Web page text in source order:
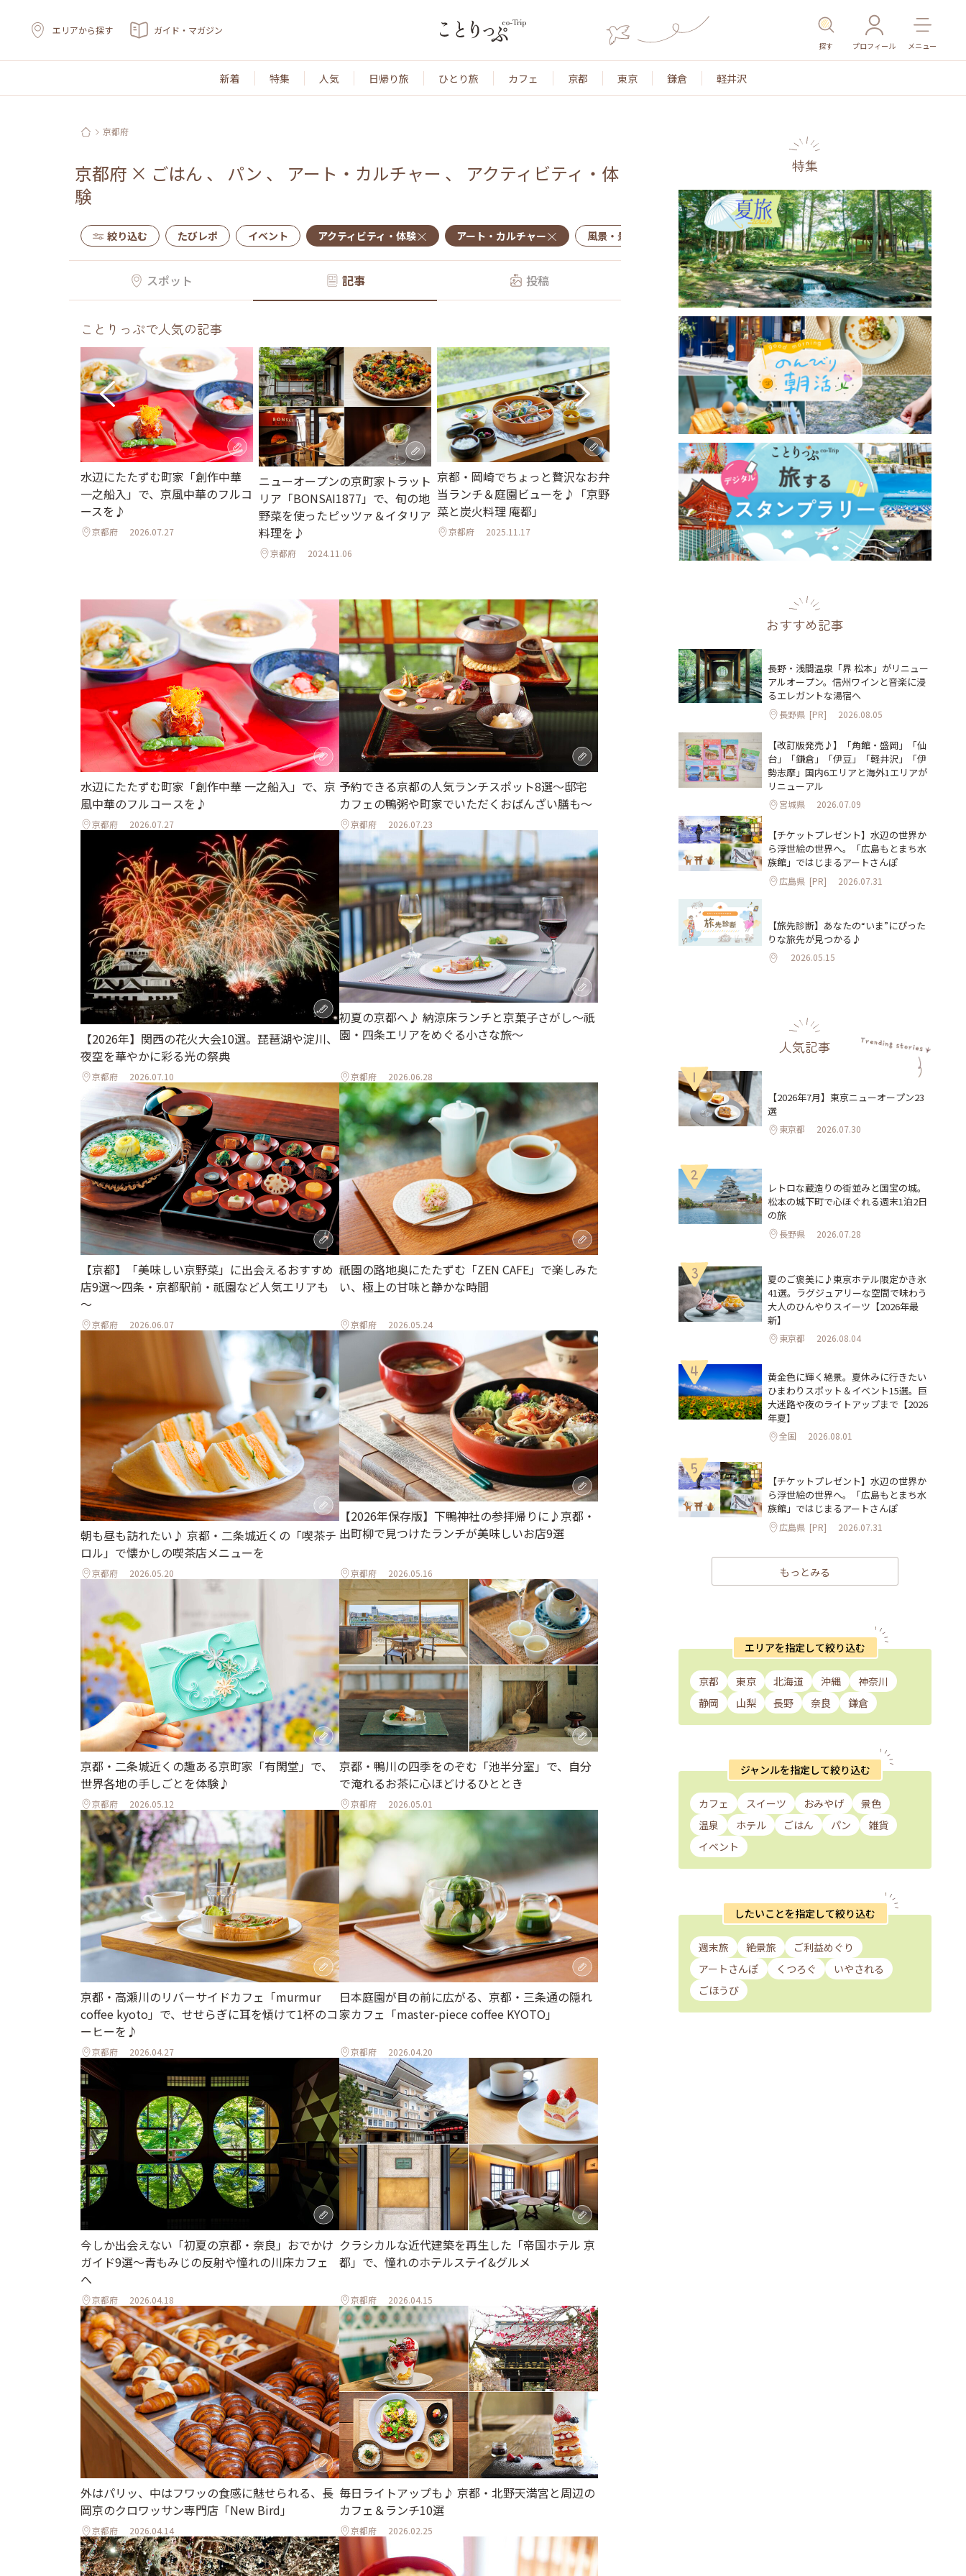
エリアから探す ガイド・マガジン
探す プロフィール メニュー
新着 特集 人気 日帰り旅 ひとり旅 カフェ 京都 東京 鎌倉 軽井沢
京都府
京都府 × ごはん 、 パン 、 アート・カルチャー 、 アクティビティ・体
験
絞り込む たびレポ イベント アクティビティ・体験 アート・カルチャー 風景・景色 名所・旧跡 温泉・スパ その他施設 ごはん
スポット 記事 投稿
ことりっぷで人気の記事
水辺にたたずむ町家「創作中華
一之船入」で、京風中華のフルコ
ースを♪
京都府 2026.07.27
ニューオープンの京町家トラット
リア「BONSAI1877」で、旬の地
野菜を使ったピッツァ＆イタリア
料理を♪
京都府 2024.11.06
京都・岡崎でちょっと贅沢なお弁
当ランチ＆庭園ビューを♪「京野
菜と炭火料理 庵都」
京都府 2025.11.17
日本庭園が目の前に広がる、京
都・三条通の隠れ家カフェ
「master-piece coffee KYOTO」
2026.04.20
水辺にたたずむ町家「創作中華 一之船入」で、京
風中華のフルコースを♪
京都府 2026.07.27
予約できる京都の人気ランチスポット8選～邸宅
カフェの鴨粥や町家でいただくおばんざい膳も～
京都府 2026.07.23
【2026年】関西の花火大会10選。琵琶湖や淀川、
夜空を華やかに彩る光の祭典
京都府 2026.07.10
初夏の京都へ♪ 納涼床ランチと京菓子さがし〜祇
園・四条エリアをめぐる小さな旅〜
京都府 2026.06.28
【京都】「美味しい京野菜」に出会えるおすすめ
店9選～四条・京都駅前・祇園など人気エリアも
～
京都府 2026.06.07
祇園の路地奥にたたずむ「ZEN CAFE」で楽しみた
い、極上の甘味と静かな時間
京都府 2026.05.24
朝も昼も訪れたい♪ 京都・二条城近くの「喫茶チ
ロル」で懐かしの喫茶店メニューを
京都府 2026.05.20
【2026年保存版】下鴨神社の参拝帰りに♪京都・
出町柳で見つけたランチが美味しいお店9選
京都府 2026.05.16
京都・二条城近くの趣ある京町家「有閑堂」で、
世界各地の手しごとを体験♪
京都府 2026.05.12
京都・鴨川の四季をのぞむ「池半分室」で、自分
で淹れるお茶に心ほどけるひととき
京都府 2026.05.01
京都・高瀬川のリバーサイドカフェ「murmur
coffee kyoto」で、せせらぎに耳を傾けて1杯のコ
ーヒーを♪
京都府 2026.04.27
日本庭園が目の前に広がる、京都・三条通の隠れ
家カフェ「master-piece coffee KYOTO」
京都府 2026.04.20
今しか出会えない「初夏の京都・奈良」おでかけ
ガイド9選～青もみじの反射や憧れの川床カフェ
へ
京都府 2026.04.18
クラシカルな近代建築を再生した「帝国ホテル 京
都」で、憧れのホテルステイ&グルメ
京都府 2026.04.15
外はパリッ、中はフワッの食感に魅せられる、長
岡京のクロワッサン専門店「New Bird」
京都府 2026.04.14
毎日ライトアップも♪ 京都・北野天満宮と周辺の
カフェ＆ランチ10選
京都府 2026.02.25
特集
おすすめ記事
長野・浅間温泉「界 松本」がリニュー
アルオープン。信州ワインと音楽に浸
るエレガントな湯宿へ
長野県 [PR] 2026.08.05
【改訂版発売♪】「角館・盛岡」「仙
台」「鎌倉」「伊豆」「軽井沢」「伊
勢志摩」国内6エリアと海外1エリアが
リニューアル
宮城県 2026.07.09
【チケットプレゼント】水辺の世界か
ら浮世絵の世界へ。「広島もとまち水
族館」ではじまるアートさんぽ
広島県 [PR] 2026.07.31
【旅先診断】あなたの“いま”にぴった
りな旅先が見つかる♪
2026.05.15
人気記事
1
【2026年7月】東京ニューオープン23
選
東京都 2026.07.30
2
レトロな蔵造りの街並みと国宝の城。
松本の城下町で心ほぐれる週末1泊2日
の旅
長野県 2026.07.28
3
夏のご褒美に♪東京ホテル限定かき氷
41選。ラグジュアリーな空間で味わう
大人のひんやりスイーツ【2026年最
新】
東京都 2026.08.04
4
黄金色に輝く絶景。夏休みに行きたい
ひまわりスポット＆イベント15選。巨
大迷路や夜のライトアップまで【2026
年夏】
全国 2026.08.01
5
【チケットプレゼント】水辺の世界か
ら浮世絵の世界へ。「広島もとまち水
族館」ではじまるアートさんぽ
広島県 [PR] 2026.07.31
もっとみる
エリアを指定して絞り込む
京都 東京 北海道 沖縄
神奈川
静岡
山梨 長野 奈良 鎌倉
ジャンルを指定して絞り込む
カフェ スイーツ おみやげ
景色
温泉
ホテル ごはん パン
雑貨
イベント
したいことを指定して絞り込む
週末旅 絶景旅
ご利益めぐり
アートさんぽ
くつろぐ
いやされる
ごほうび